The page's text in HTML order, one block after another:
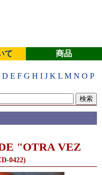
て 商品
D E F G H I J K L M N O P
"OTRA VEZ
0422)